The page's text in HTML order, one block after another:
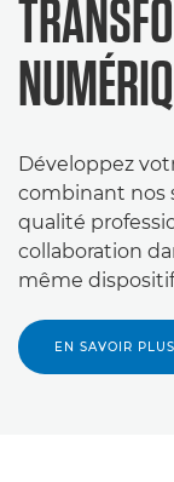
Développez
combinant nos
qualité
collaboration
même dispositif
EN SAVOIR PLUS